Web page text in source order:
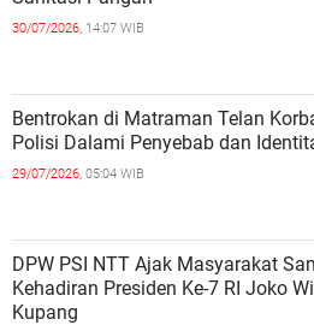
30/07/2026, 14:07 WIB
Bentrokan di Matraman Telan
Polisi Dalami Penyebab dan
29/07/2026, 05:04 WIB
DPW PSI NTT Ajak Masyarakat
Kehadiran Presiden Ke-7 RI Joko
Kupang